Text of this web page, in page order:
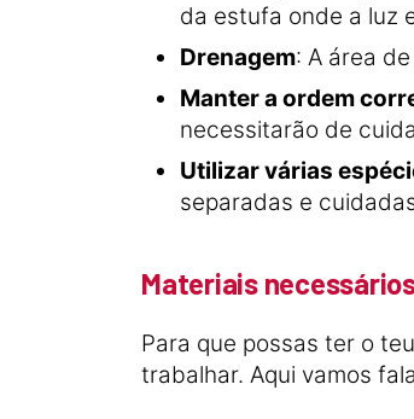
da estufa onde a luz
Drenagem: A área
Manter a ordem
necessitarão de
Utilizar várias
separadas e
Materiais
Para que possas ter o
trabalhar. Aqui vamos